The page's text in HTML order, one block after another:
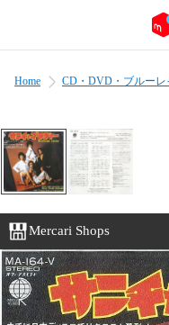
Home CD・DVD・ブルーレ
Mercari Shops